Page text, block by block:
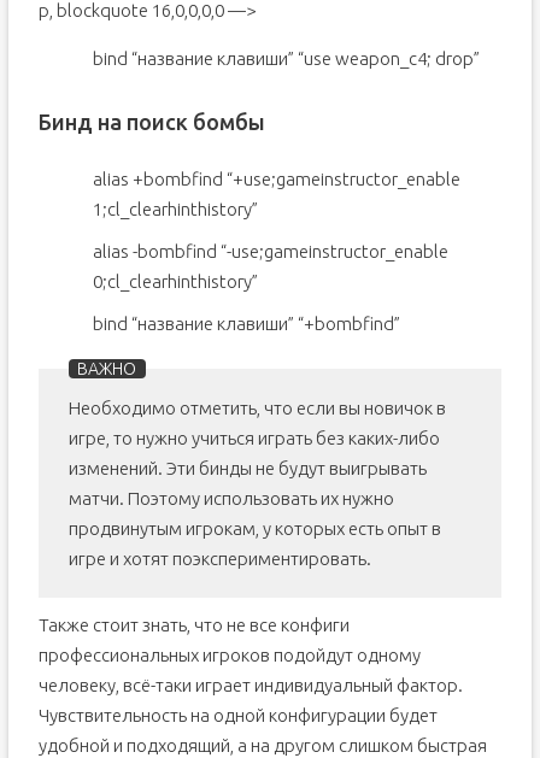
p, blockquote 16,0,0,0,0 —>
bind “название клавиши” “use weapon_c4; drop”
Бинд на поиск бомбы
alias +bombfind “+use;gameinstructor_enable
1;cl_clearhinthistory”
alias -bombfind “-use;gameinstructor_enable
0;cl_clearhinthistory”
bind “название клавиши” “+bombfind”
Необходимо отметить, что если вы новичок в
игре, то нужно учиться играть без каких-либо
изменений. Эти бинды не будут выигрывать
матчи. Поэтому использовать их нужно
продвинутым игрокам, у которых есть опыт в
игре и хотят поэкспериментировать.
Также стоит знать, что не все конфиги
профессиональных игроков подойдут одному
человеку, всё-таки играет индивидуальный фактор.
Чувствительность на одной конфигурации будет
удобной и подходящий, а на другом слишком быстрая